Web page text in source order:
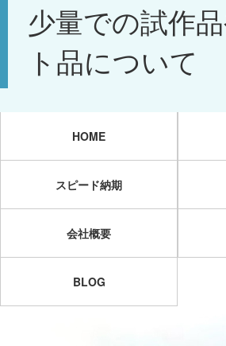
少量での試作
ト品について
HOME
スピード納期
会社概要
BLOG